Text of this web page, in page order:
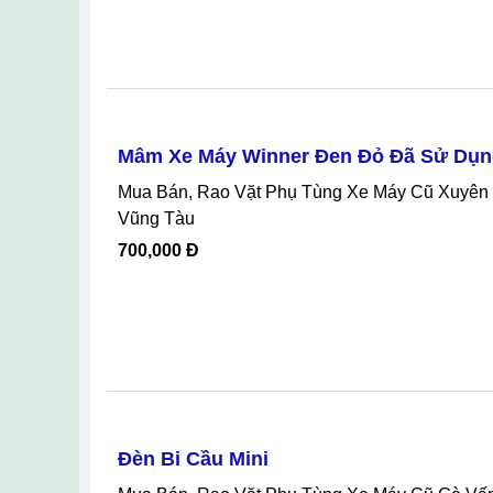
Mâm Xe Máy Winner Đen Đỏ Đã Sử
Mua Bán, Rao Vặt Phụ Tùng Xe Máy Cũ Xuyên Mộc Vũng Tàu, Mâm Xe Máy Winner Đen Đỏ Đã Sử Dụng Tại Xuyên Mộc
Vũng Tàu
700,000 Đ
Đèn Bi Cầu Mini